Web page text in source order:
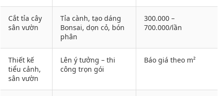
Cắt tỉa cây
sân vườn
Tỉa cành, tạo dáng
Bonsai, dọn cỏ, bón
phân
300.000 –
700.000/lần
Thiết kế
tiểu cảnh,
sân vườn
Lên ý tưởng – thi
công trọn gói
Báo giá theo m²